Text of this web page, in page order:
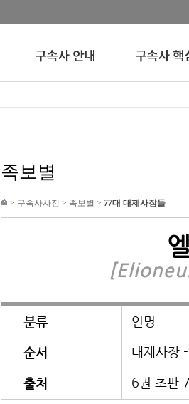
족보별
> 구속사사전 > 족보별 > 77대 대제사장들
분류 인명
순서 대제사장
출처 6권 초판